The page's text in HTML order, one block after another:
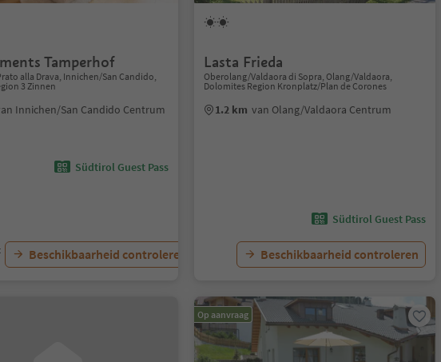
Tamperhof
alla Drava, Innichen/San Candido,
3 Zinnen
Innichen/San Candido Centrum
Südtirol Guest Pass
Beschikbaarheid controleren
Lasta Frieda
Oberolang/Valdaora di Sopra, Olang/Valdaora,
Dolomites Region Kronplatz/Plan de Corones
1.2 km van Olang/Valdaora Centrum
Südtirol Guest Pass
Beschikbaarheid controleren
Op aanvraag